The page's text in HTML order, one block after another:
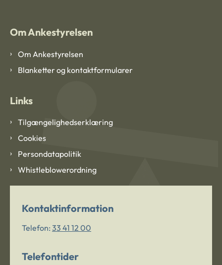
Om Ankestyrelsen
Om Ankestyrelsen
Blanketter og kontaktformularer
Links
Tilgængelighedserklæring
Cookies
Persondatapolitik
Whistleblowerordning
Kontaktinformation
Telefon: 33 41 12 00
Telefontider